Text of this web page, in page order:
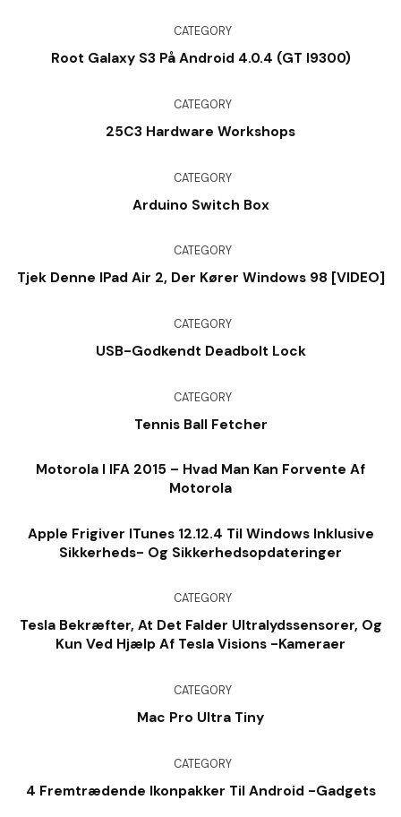
CATEGORY
Root Galaxy S3 På Android 4.0.4 (GT I9300)
CATEGORY
25C3 Hardware Workshops
CATEGORY
Arduino Switch Box
CATEGORY
Tjek Denne IPad Air 2, Der Kører Windows 98 [VIDEO]
CATEGORY
USB-Godkendt Deadbolt Lock
CATEGORY
Tennis Ball Fetcher
Motorola I IFA 2015 – Hvad Man Kan Forvente Af
Motorola
Apple Frigiver ITunes 12.12.4 Til Windows Inklusive
Sikkerheds- Og Sikkerhedsopdateringer
CATEGORY
Tesla Bekræfter, At Det Falder Ultralydssensorer, Og
Kun Ved Hjælp Af Tesla Visions -kameraer
CATEGORY
Mac Pro Ultra Tiny
CATEGORY
4 Fremtrædende Ikonpakker Til Android -gadgets